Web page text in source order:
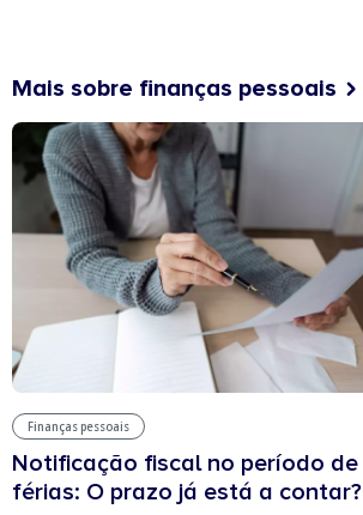
Mais sobre finanças pessoais
Finanças pessoais
Notificação fiscal no período de
férias: O prazo já está a contar?